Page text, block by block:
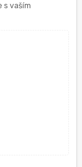
s vaším